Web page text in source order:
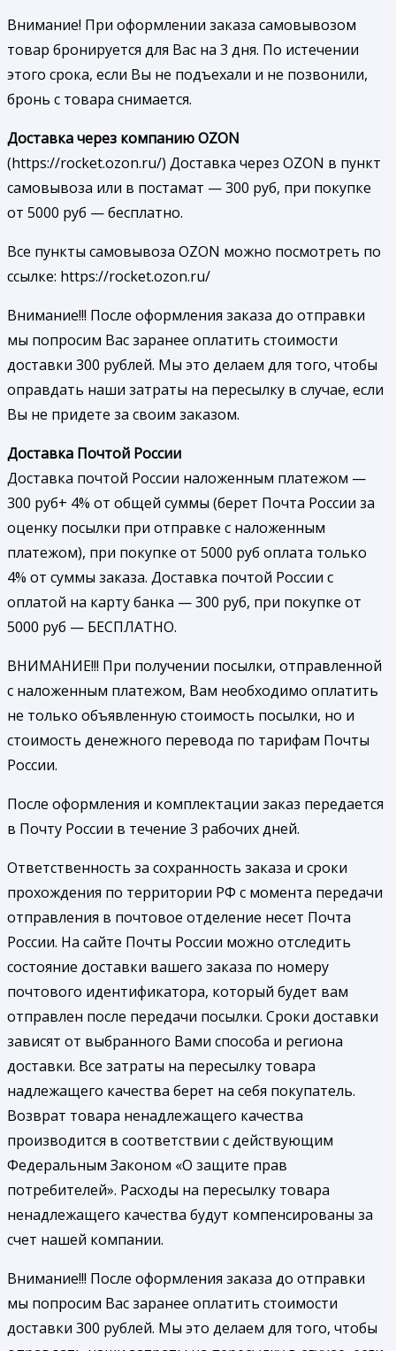
Внимание! При оформлении заказа самовывозом
товар бронируется для Вас на 3 дня. По истечении
этого срока, если Вы не подъехали и не позвонили,
бронь с товара снимается.
Доставка через компанию OZON
(https://rocket.ozon.ru/) Доставка через OZON в пункт
самовывоза или в постамат — 300 руб, при покупке
от 5000 руб — бесплатно.
Все пункты самовывоза OZON можно посмотреть по
ссылке: https://rocket.ozon.ru/
Внимание!!! После оформления заказа до отправки
мы попросим Вас заранее оплатить стоимости
доставки 300 рублей. Мы это делаем для того, чтобы
оправдать наши затраты на пересылку в случае, если
Вы не придете за своим заказом.
Доставка Почтой России
Доставка почтой России наложенным платежом —
300 руб+ 4% от общей суммы (берет Почта России за
оценку посылки при отправке с наложенным
платежом), при покупке от 5000 руб оплата только
4% от суммы заказа. Доставка почтой России с
оплатой на карту банка — 300 руб, при покупке от
5000 руб — БЕСПЛАТНО.
ВНИМАНИЕ!!! При получении посылки, отправленной
с наложенным платежом, Вам необходимо оплатить
не только объявленную стоимость посылки, но и
стоимость денежного перевода по тарифам Почты
России.
После оформления и комплектации заказ передается
в Почту России в течение 3 рабочих дней.
Ответственность за сохранность заказа и сроки
прохождения по территории РФ с момента передачи
отправления в почтовое отделение несет Почта
России. На сайте Почты России можно отследить
состояние доставки вашего заказа по номеру
почтового идентификатора, который будет вам
отправлен после передачи посылки. Сроки доставки
зависят от выбранного Вами способа и региона
доставки. Все затраты на пересылку товара
надлежащего качества берет на себя покупатель.
Возврат товара ненадлежащего качества
производится в соответствии с действующим
Федеральным Законом «О защите прав
потребителей». Расходы на пересылку товара
ненадлежащего качества будут компенсированы за
счет нашей компании.
Внимание!!! После оформления заказа до отправки
мы попросим Вас заранее оплатить стоимости
доставки 300 рублей. Мы это делаем для того, чтобы